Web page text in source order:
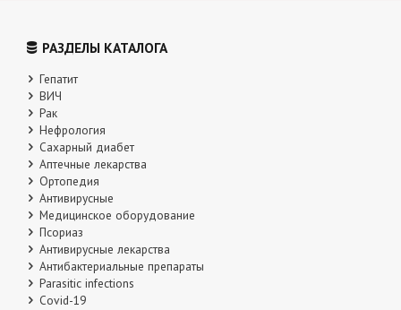
РАЗДЕЛЫ КАТАЛОГА
Гепатит
ВИЧ
Рак
Нефрология
Сахарный диабет
Аптечные лекарства
Ортопедия
Антивирусные
Медицинское оборудование
Псориаз
Антивирусные лекарства
Антибактериальные препараты
Parasitic infections
Covid-19